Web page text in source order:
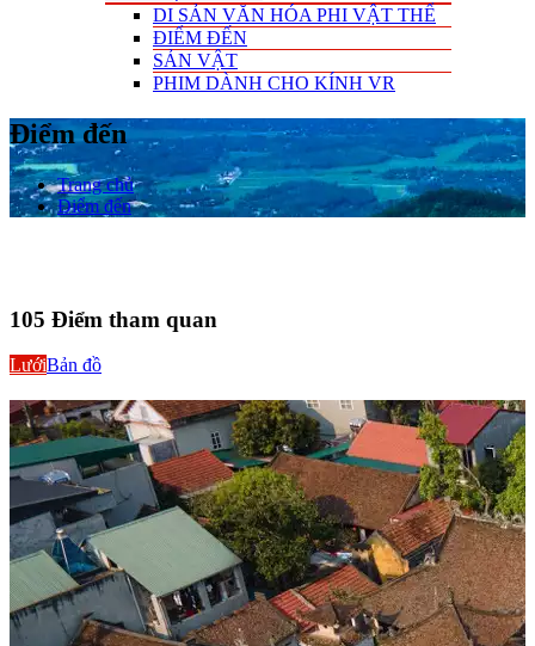
DI SẢN VĂN HÓA PHI VẬT THỂ
ĐIỂM ĐẾN
SẢN VẬT
PHIM DÀNH CHO KÍNH VR
Điểm đến
Trang chủ
Điểm đến
105 Điểm tham quan
LướiBản đồ